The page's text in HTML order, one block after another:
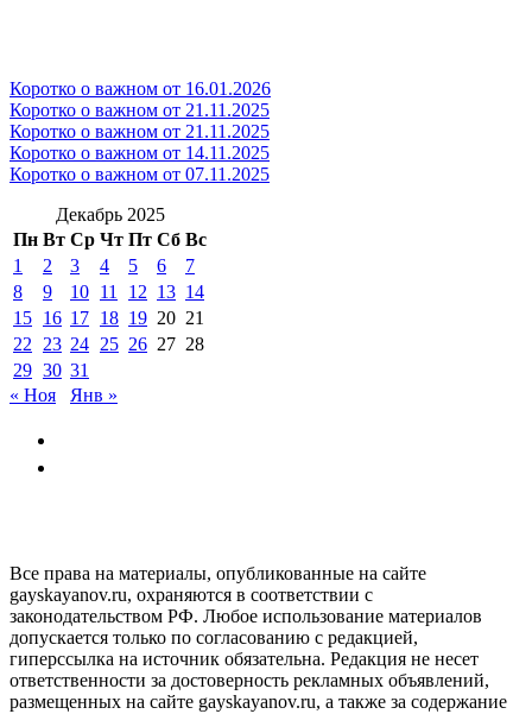
Коротко о важном от 16.01.2026
Коротко о важном от 21.11.2025
Коротко о важном от 21.11.2025
Коротко о важном от 14.11.2025
Коротко о важном от 07.11.2025
Декабрь 2025
Пн Вт Ср Чт Пт Сб Вс
1
2 3 4 5 6
7
8
9 10 11 12 13 14
15 16 17 18 19 20 21
22
23 24 25 26 27 28
29 30 31
« Ноя
Янв »
Все права на материалы, опубликованные на сайте
gayskayanov.ru, охраняются в соответствии с
законодательством РФ. Любое использование материалов
допускается только по согласованию с редакцией,
гиперссылка на источник обязательна. Редакция не несет
ответственности за достоверность рекламных объявлений,
размещенных на сайте gayskayanov.ru, а также за содержание